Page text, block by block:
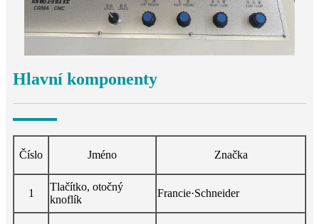
Hlavní komponenty
Číslo Jméno Značka
1
Tlačítko, otočný
knoflík
Francie·Schneider